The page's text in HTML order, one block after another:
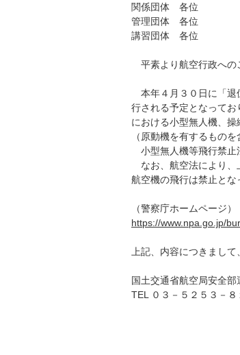
関係団体 各位
管理団体 各位
講習団体 各位
平素より航空行政への
本年４月３０日に「退
行される予定となって
における小型無人機、
（原動機を有するもの
小型無人機等飛行禁止
なお、航空法により、
航空機の飛行は禁止とな
https://www.npa.go.jp/
上記、内容につきまし
国土交通省航空局安全
TEL ０３－５２５３－８